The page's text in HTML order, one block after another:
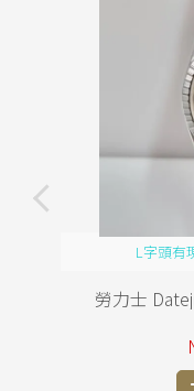
L字頭有
勞力士